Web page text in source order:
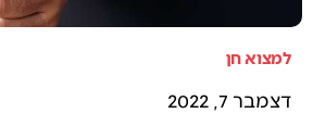
למצוא חן
דצמבר 7, 2022